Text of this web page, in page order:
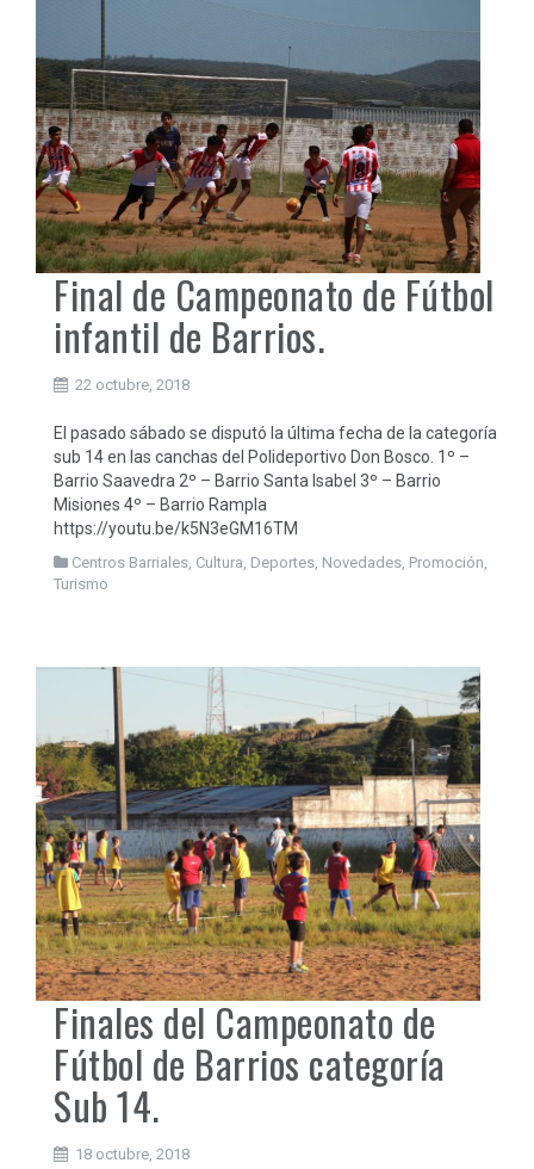
Final de Campeonato de Fútbol
infantil de Barrios.
22 octubre, 2018
El pasado sábado se disputó la última fecha de la categoría
sub 14 en las canchas del Polideportivo Don Bosco. 1º –
Barrio Saavedra 2º – Barrio Santa Isabel 3º – Barrio
Misiones 4º – Barrio Rampla
https://youtu.be/k5N3eGM16TM
Centros Barriales, Cultura, Deportes, Novedades, Promoción,
Turismo
Finales del Campeonato de
Fútbol de Barrios categoría
Sub 14.
18 octubre, 2018